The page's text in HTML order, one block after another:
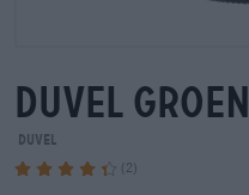
duvel groen
Duvel
(2)